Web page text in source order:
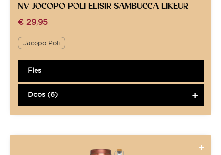
NV-JOCOPO POLI ELISIR SAMBUCCA LIKEUR
€ 29,95
Jacopo Poli
Fles
Doos (6)